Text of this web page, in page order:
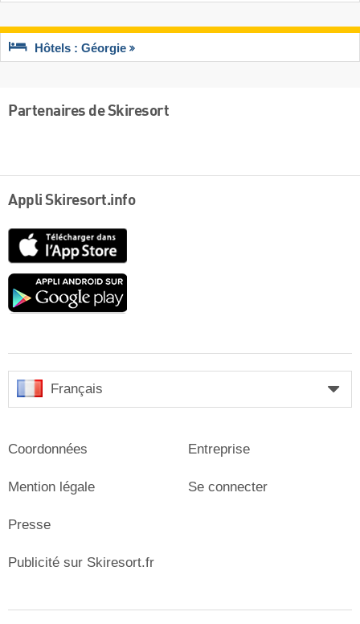
Hôtels : Géorgie
Partenaires de Skiresort
Appli Skiresort.info
Google
Français
Coordonnées
Mention légale
Presse
Entreprise
Se connecter
Publicité sur Skiresort.fr